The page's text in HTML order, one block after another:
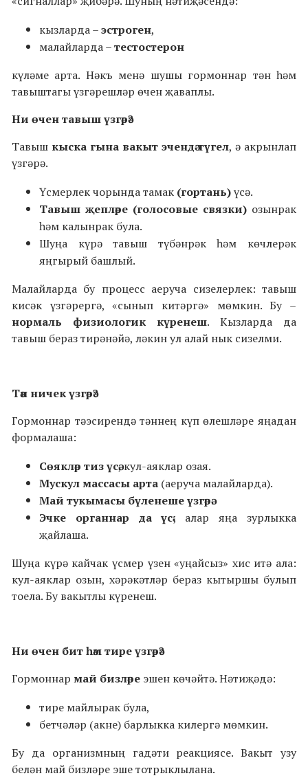
кызларда –эстроген,
малайларда –тестостерон
күләме арта. Нәкъ менә шушы гормоннар тән һәм
тавыштагы үзгәрешләр өчен җаваплы.
Ни өчен тавыш үзгәрә?
Тавыш кыска гына вакыт эчендә түгел, ә акрынлап
үзгәрә.
Үсмерлек чорында тамак (гортань)үсә.
Тавыш җепләре (голосовые связки) озынрак
һәм калынрак була.
Шуңа күрә тавыш түбәнрәк һәм көчлерәк
яңгырый башлый.
Малайларда бу процесс аеруча сизелерлек: тавыш
кисәк үзгәрергә, «сынып китәргә» мөмкин. Бу –
нормаль физиологик күренеш. Кызларда да
тавыш бераз тирәнәйә, ләкин ул алай нык сизелми.
Тән ничек үзгәрә?
Гормоннар тәэсирендә тәннең күп өлешләре яңадан
формалаша:
Сөякләр тиз үсә, кул-аяклар озая.
Мускул массасы арта (аеруча малайларда).
Май тукымасы бүленеше үзгәрә.
Эчке органнар да үсә, алар яңа зурлыкка
җайлаша.
Шуңа күрә кайчак үсмер үзен «уңайсыз» хис итә ала:
кул-аяклар озын, хәрәкәтләр бераз кытыршы булып
тоела. Бу вакытлы күренеш.
Ни өчен бит һәм тире үзгәрә?
Гормоннар май бизләре эшен көчәйтә. Нәтиҗәдә:
тире майлырак була,
бетчәләр (акне) барлыкка килергә мөмкин.
Бу да организмның гадәти реакциясе. Вакыт узу
белән май бизләре эше тотрыклылана.